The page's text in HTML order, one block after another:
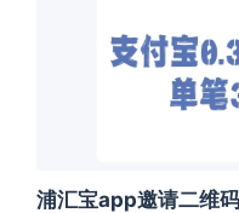
浦汇宝app邀请二维码